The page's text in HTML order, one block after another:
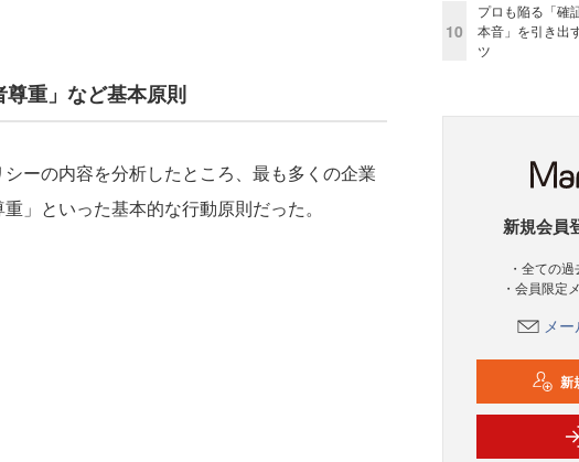
重」など基本原則
ーの内容を分析したところ、最も多くの企業
」といった基本的な行動原則だった。
10
プロも陥る「確
本音」を引き出
ツ
新規会員
・全ての
・会員限定
メ
新